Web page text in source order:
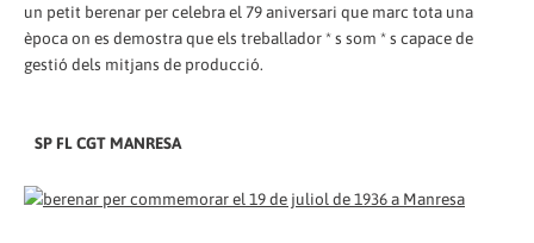
un petit berenar per celebra el 79 aniversari que marc tota una
època on es demostra que els treballador * s som * s capace de
gestió dels mitjans de producció.
SP FL CGT MANRESA